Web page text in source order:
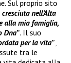
Sul proprio sito
nell’Alta
alla mia famiglia,
Dna”. Il suo
per la vita”,
tra le